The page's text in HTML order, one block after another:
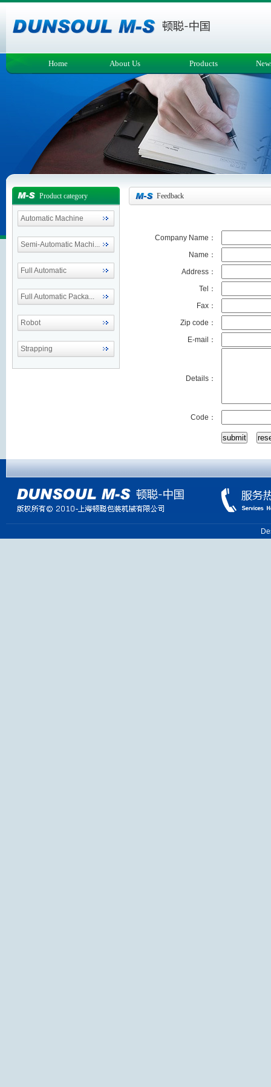
Home About Us Products
Product category
Automatic Machine
Semi-Automatic Machi...
Full Automatic
Full Automatic Packa...
Robot
Strapping
Feedback
Company Name：
Name：
Address：
Tel：
Fax：
Zip code ：
E-mail：
Details：
Code：